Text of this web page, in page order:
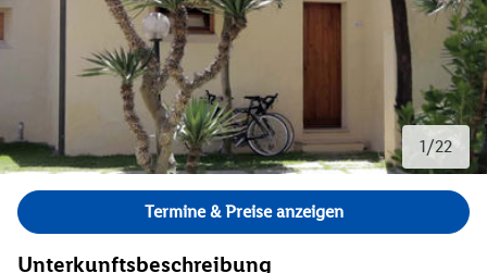
1/22
Bild 1 von 22.
Termine & Preise anzeigen
Unterkunftsbeschreibung